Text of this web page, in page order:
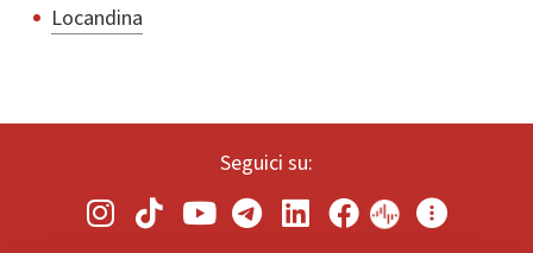
Locandina
Seguici su: